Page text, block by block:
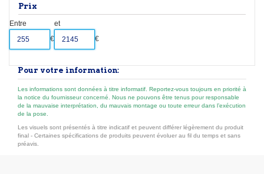
Prix
Entre
€
et
€
Pour votre information:
Les informations sont données à titre informatif. Reportez-vous toujours en priorité à
la notice du fournisseur concerné. Nous ne pouvons être tenus pour responsable
de la mauvaise interprétation, du mauvais montage ou toute erreur dans l’exécution
de la pose.
Les visuels sont présentés à titre indicatif et peuvent différer légèrement du produit
final - Certaines spécifications de produits peuvent évoluer au fil du temps et sans
préavis.